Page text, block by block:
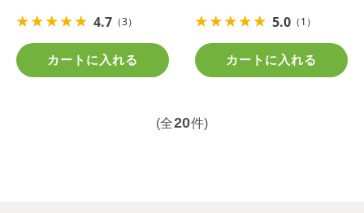
4.7 （3）
カートに入れる
5.0 （1）
カートに入れる
(全20件)